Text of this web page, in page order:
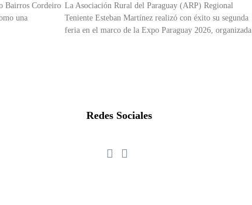
Bairros Cordeiro
una
La Asociación Rural del Paraguay (ARP) Regional
Teniente Esteban Martínez realizó con éxito su segunda
feria en el marco de la Expo Paraguay 2026, organizada
Redes Sociales